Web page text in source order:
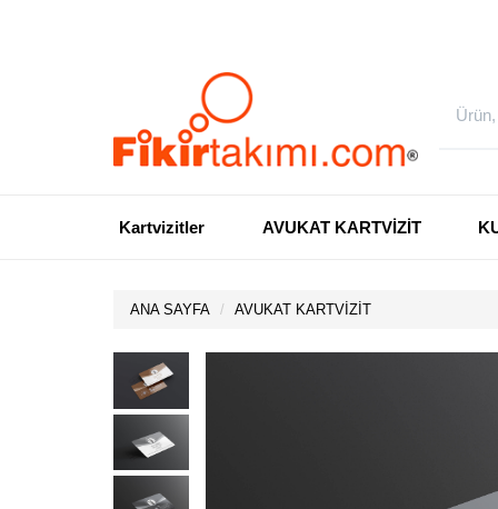
Kartvizitler AVUKAT KARTVİZİT
ANA SAYFA AVUKAT KARTVİZİT